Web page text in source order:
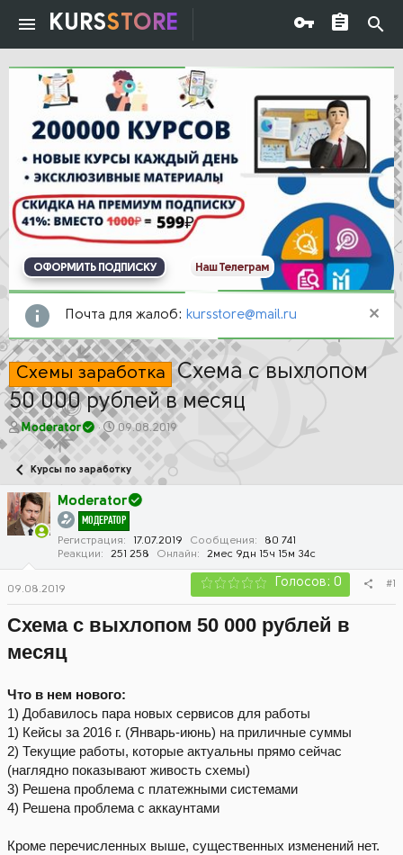
KURSSTORE
ОФОРМИТЬ ПОДПИСКУ Наш Телеграм
Почта для жалоб: kursstore@mail.ru
Схемы заработка Схема с выхлопом
50 000 рублей в месяц
А
т
о
р
т
е
Moderator
Д
а
а
ч
а
л
а
09.08.2019
Курсы по заработку
Moderator
МОДЕРАТОР
Регистрация 17.07.2019 Сообщения
80 741
Реакции
251 258 Онлайн 2мес 9дн 15ч 15м 34с
09.08.2019 Голосов: 0 #1
Схема с выхлопом 50 000 рублей в
месяц
Что в нем нового:
1) Добавилось пара новых сервисов для работы
1) Кейсы за 2016 г. (Январь-июнь) на приличные суммы
2) Текущие работы, которые актуальны прямо сейчас
(наглядно показывают живость схемы)
3) Решена проблема с платежными системами
4) Решена проблема с аккаунтами
Кроме перечисленных выше, существенных изменений нет.